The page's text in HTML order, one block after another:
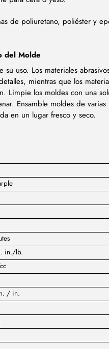
de poliuretano, poliéster y
del Molde
uso. Los materiales
mientras que los
Limpie los moldes con una
Ensamble moldes de varias
en un lugar fresco y seco.
in./lb.
/ in.